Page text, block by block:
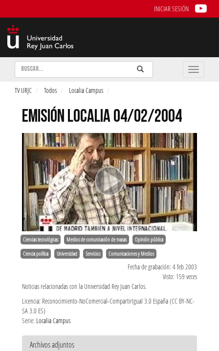
INICIAR SESIÓN
Buscar Enviar
Buscar
Toggle
TV URJC Todos Localia Campus
EMISIÓN LOCALIA 04/02/2004
Ciencias tecnológicas Medios de comunicación de masas Opinión pública
Ciencia política Universidad Servicios Comunicaciones y Medios
Fecha de grabación: 4 feb 2003
Visto: 159 veces
Noticias relacionadas con la Universidad Rey Juan Carlos.
Licencia: Reconocimiento-NoComercial-CompartirIgual 3.0 España (CC BY-NC-
SA 3.0 ES)
Serie: Localia Campus
Archivos adjuntos